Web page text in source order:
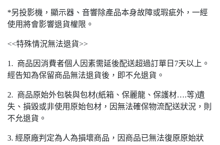
*另投影機，顯示器、音響除產品本身故障或瑕疵外，一經
使用將會影響退貨權限。
<<特殊情況無法退貨>>
1. 商品因消費者個人因素需延後配送超過訂單日7天以上。
經告知為保留商品無法退貨後，即不允退貨。
2. 商品原始外包裝與包材(紙箱、保麗龍、保護材….等)遺
失、損毀或非使用原始包材，因無法確保物流配送狀況，則
不允退貨。
3. 經原廠判定為人為損壞商品，因商品已無法復原原始狀